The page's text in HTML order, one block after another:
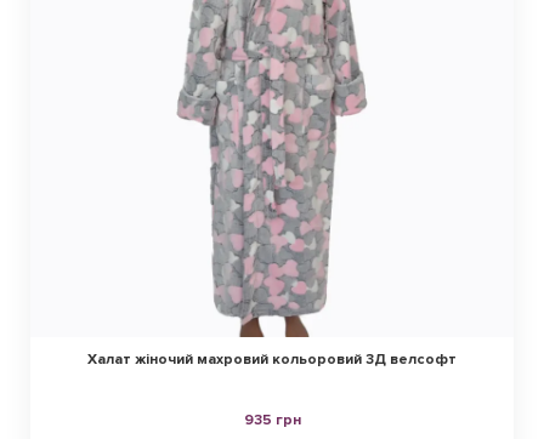
Халат жіночий махровий кольоровий 3Д велсофт
935 грн